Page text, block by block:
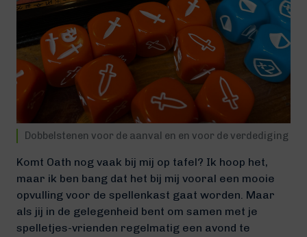
Dobbelstenen voor de aanval en en voor de verdediging
Komt Oath nog vaak bij mij op tafel? Ik hoop het,
maar ik ben bang dat het bij mij vooral een mooie
opvulling voor de spellenkast gaat worden. Maar
als jij in de gelegenheid bent om samen met je
spelletjes-vrienden regelmatig een avond te